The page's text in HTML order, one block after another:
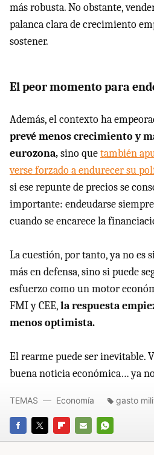
más robusta. No obstante,
palanca clara de crecimiento
sostener.
El peor momento para
Además, el contexto ha
prevé menos crecimiento y
eurozona,sino quetambién
verse forzado a endurecer su
si ese repunte de precios se
importante: endeudarse siempre
cuando se encarece la
La cuestión, por tanto, ya no es
más en defensa, sino si puede
esfuerzo como un motor
FMI y CEE,la respuesta
menos optimista.
El rearme puede ser inevitable.
buena noticia económica… ya
FACEBOOK
TWITTERFLIPBOARD
E-
WHATSAPP
TEMAS Economía gasto